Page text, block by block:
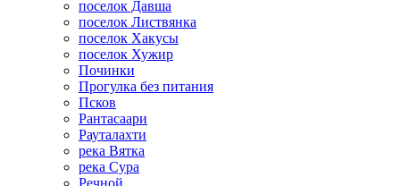
поселок Давша
поселок Листвянка
поселок Хакусы
поселок Хужир
Починки
Прогулка без питания
Псков
Рантасаари
Рауталахти
река Вятка
река Сура
Речной